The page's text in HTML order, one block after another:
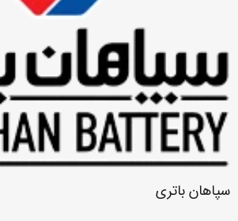
سپاهان باتری